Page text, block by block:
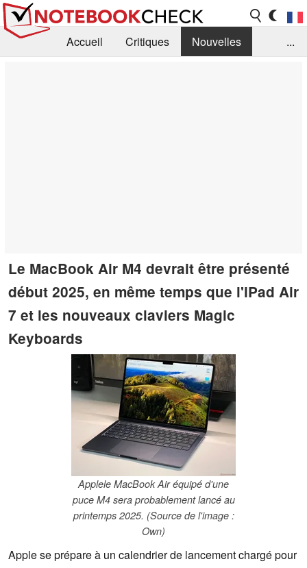
Accueil Critiques
Nouvelles
...
Le MacBook Air M4 devrait être présenté
début 2025, en même temps que l'iPad Air
7 et les nouveaux claviers Magic
Keyboards
Applele MacBook Air équipé d'une
puce M4 sera probablement lancé au
printemps 2025. (Source de l'image :
Own)
Apple se prépare à un calendrier de lancement chargé pour